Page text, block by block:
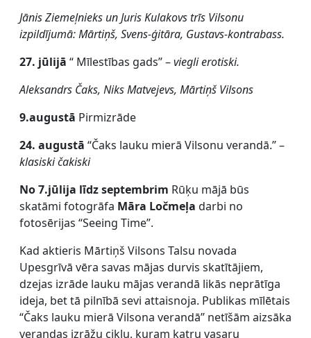
Jānis Ziemeļnieks un Juris Kulakovs trīs Vilsonu
izpildījumā: Mārtiņš, Svens-ģitāra, Gustavs-kontrabass.
27. jūlijā “ Mīlestības gads” –viegli erotiski.
Aleksandrs Čaks, Niks Matvejevs, Mārtiņš Vilsons
9.augustā Pirmizrāde
24. augustā “Čaks lauku mierā Vilsonu verandā.” –
klasiski čakiski
No 7.jūlija līdz septembrim Rūķu mājā būs
skatāmi fotogrāfa Māra Ločmeļa darbi no
fotosērijas “Seeing Time”.
Kad aktieris Mārtiņš Vilsons Talsu novada
Upesgrīvā vēra savas mājas durvis skatītājiem,
dzejas izrāde lauku mājas verandā likās neprātīga
ideja, bet tā pilnībā sevi attaisnoja. Publikas mīlētais
“Čaks lauku mierā Vilsona verandā” netīšām aizsāka
verandas izrāžu ciklu, kuram katru vasaru